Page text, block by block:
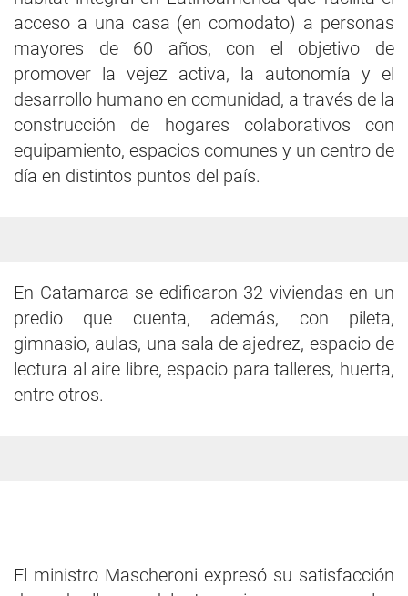
acceso a una casa (en comodato) a personas
mayores de 60 años, con el objetivo de
promover la vejez activa, la autonomía y el
desarrollo humano en comunidad, a través de la
construcción de hogares colaborativos con
equipamiento, espacios comunes y un centro de
día en distintos puntos del país.
En Catamarca se edificaron 32 viviendas en un
predio que cuenta, además, con pileta,
gimnasio, aulas, una sala de ajedrez, espacio de
lectura al aire libre, espacio para talleres, huerta,
entre otros.
El ministro Mascheroni expresó su satisfacción